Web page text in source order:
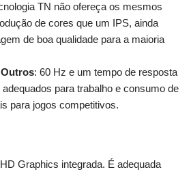
TN não ofereça os mesmos
de cores que um IPS, ainda
de boa qualidade para a maioria
Outros: 60 Hz e um tempo de resposta
para trabalho e consumo de
para jogos competitivos.
Graphics integrada. É adequada